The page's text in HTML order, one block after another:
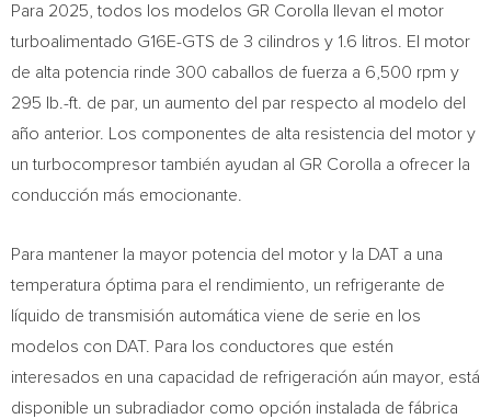
Para 2025, todos los modelos GR Corolla llevan el motor
turboalimentado G16E-GTS de 3 cilindros y 1.6 litros. El motor
de alta potencia rinde 300 caballos de fuerza a 6,500 rpm y
295 lb.-ft. de par, un aumento del par respecto al modelo del
año anterior. Los componentes de alta resistencia del motor y
un turbocompresor también ayudan al GR Corolla a ofrecer la
conducción más emocionante.
Para mantener la mayor potencia del motor y la DAT a una
temperatura óptima para el rendimiento, un refrigerante de
líquido de transmisión automática viene de serie en los
modelos con DAT. Para los conductores que estén
interesados en una capacidad de refrigeración aún mayor, está
disponible un subradiador como opción instalada de fábrica